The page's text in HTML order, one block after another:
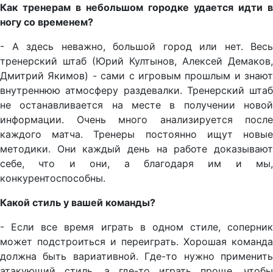
Как тренерам в небольшом городке удается идти в
ногу со временем?
- А здесь неважно, большой город или нет. Весь
тренерский штаб (Юрий Култынов, Алексей Демаков,
Дмитрий Якимов) - сами с игровым прошлым и знают
внутреннюю атмосферу раздевалки. Тренерский штаб
не останавливается на месте в получении новой
информации. Очень много анализируется после
каждого матча. Тренеры постоянно ищут новые
методики. Они каждый день на работе доказывают
себе, что и они, а благодаря им и мы,
конкурентоспособны.
Какой стиль у вашей команды?
- Если все время играть в одном стиле, соперник
может подстроиться и переиграть. Хорошая команда
должна быть вариативной. Где-то нужно применить